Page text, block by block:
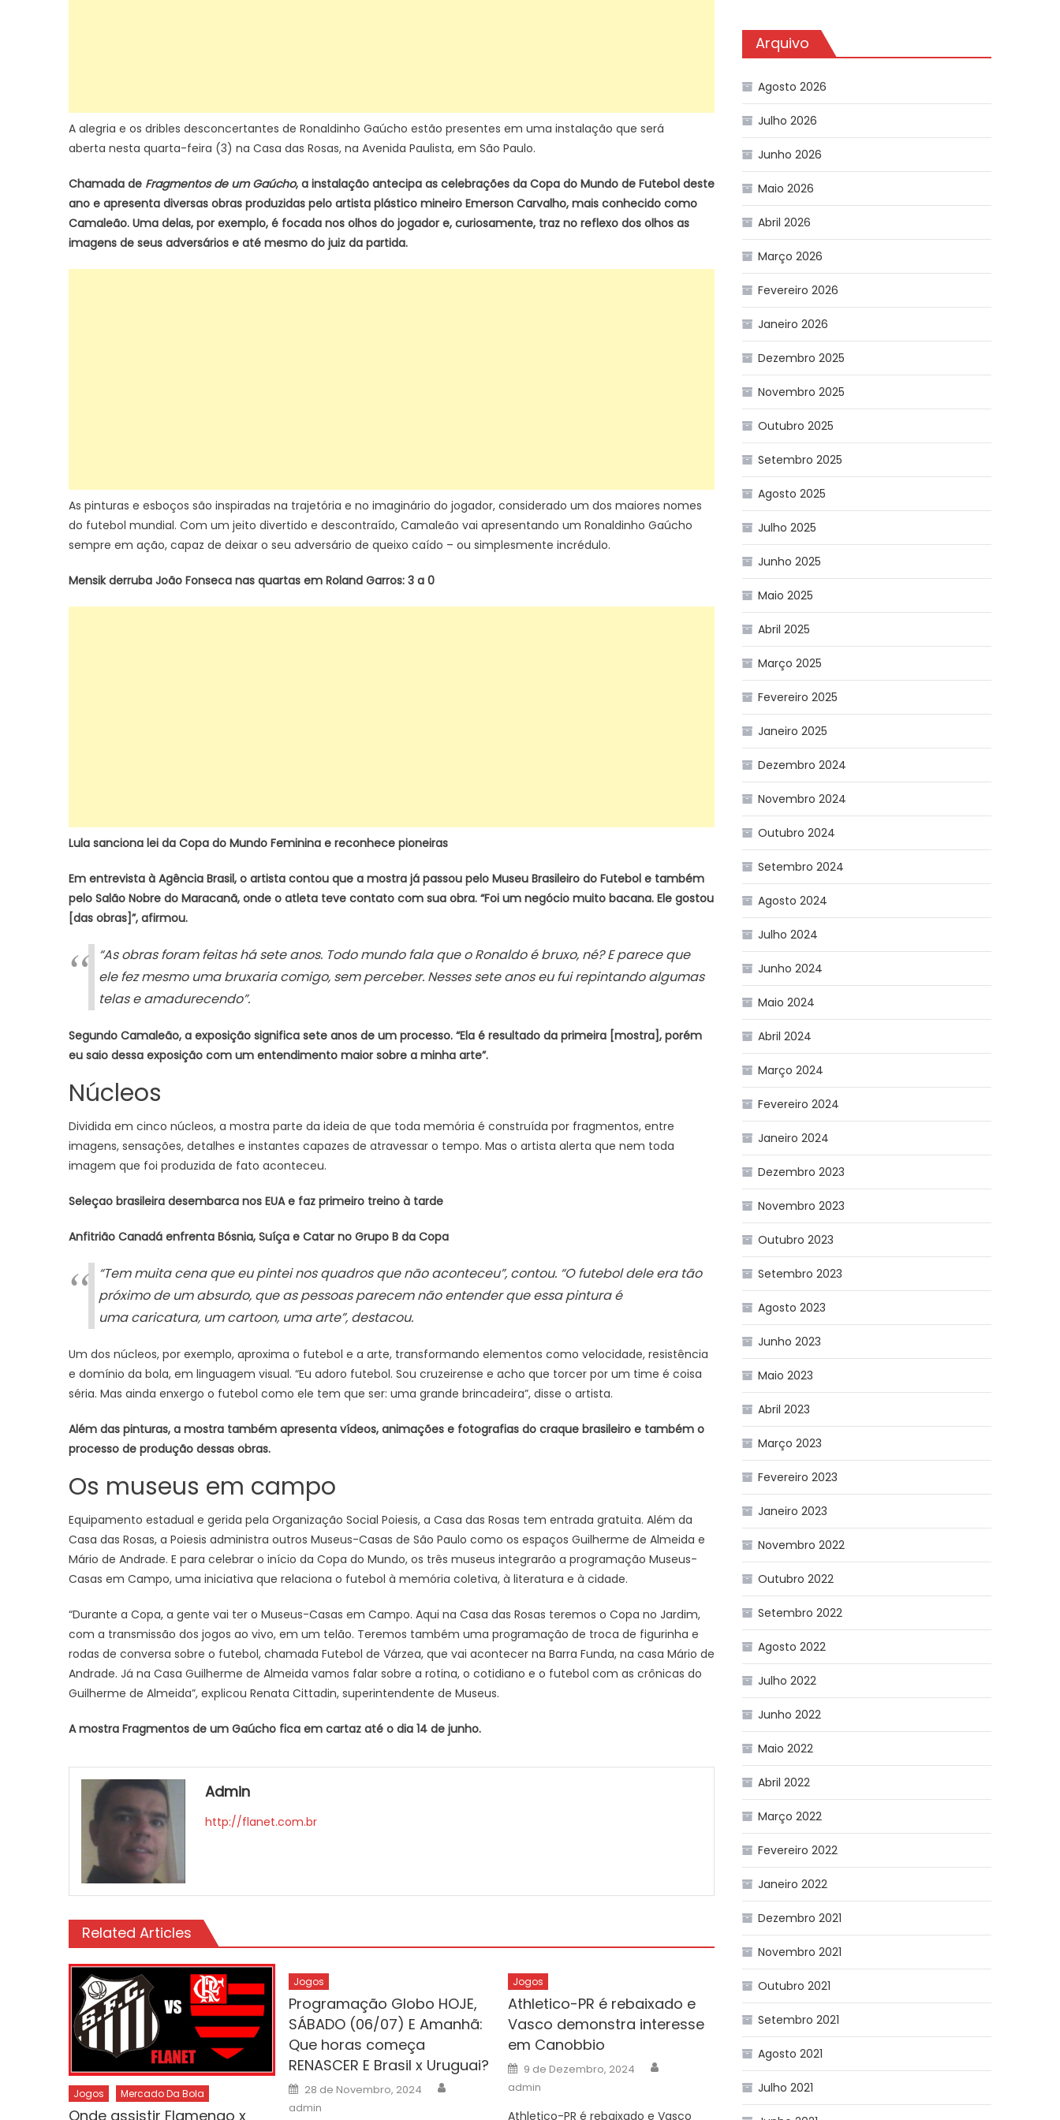
A alegria e os dribles desconcertantes de Ronaldinho Gaúcho estão presentes em uma instalação que será
aberta nesta quarta-feira (3) na Casa das Rosas, na Avenida Paulista, em São Paulo.
Chamada de Fragmentos de um Gaúcho, a instalação antecipa as celebrações da Copa do Mundo de Futebol deste
ano e apresenta diversas obras produzidas pelo artista plástico mineiro Emerson Carvalho, mais conhecido como
Camaleão. Uma delas, por exemplo, é focada nos olhos do jogador e, curiosamente, traz no reflexo dos olhos as
imagens de seus adversários e até mesmo do juiz da partida.
As pinturas e esboços são inspiradas na trajetória e no imaginário do jogador, considerado um dos maiores nomes
do futebol mundial. Com um jeito divertido e descontraído, Camaleão vai apresentando um Ronaldinho Gaúcho
sempre em ação, capaz de deixar o seu adversário de queixo caído – ou simplesmente incrédulo.
Mensik derruba João Fonseca nas quartas em Roland Garros: 3 a 0
Lula sanciona lei da Copa do Mundo Feminina e reconhece pioneiras
Em entrevista à Agência Brasil, o artista contou que a mostra já passou pelo Museu Brasileiro do Futebol e também
pelo Salão Nobre do Maracanã, onde o atleta teve contato com sua obra. “Foi um negócio muito bacana. Ele gostou
[das obras]”, afirmou.
“As obras foram feitas há sete anos. Todo mundo fala que o Ronaldo é bruxo, né? E parece que
ele fez mesmo uma bruxaria comigo, sem perceber. Nesses sete anos eu fui repintando algumas
telas e amadurecendo”.
Segundo Camaleão, a exposição significa sete anos de um processo. “Ela é resultado da primeira [mostra], porém
eu saio dessa exposição com um entendimento maior sobre a minha arte”.
Núcleos
Dividida em cinco núcleos, a mostra parte da ideia de que toda memória é construída por fragmentos, entre
imagens, sensações, detalhes e instantes capazes de atravessar o tempo. Mas o artista alerta que nem toda
imagem que foi produzida de fato aconteceu.
Seleçao brasileira desembarca nos EUA e faz primeiro treino à tarde
Anfitrião Canadá enfrenta Bósnia, Suíça e Catar no Grupo B da Copa
“Tem muita cena que eu pintei nos quadros que não aconteceu”, contou. “O futebol dele era tão
próximo de um absurdo, que as pessoas parecem não entender que essa pintura é
uma caricatura, um cartoon, uma arte”, destacou.
Um dos núcleos, por exemplo, aproxima o futebol e a arte, transformando elementos como velocidade, resistência
e domínio da bola, em linguagem visual. “Eu adoro futebol. Sou cruzeirense e acho que torcer por um time é coisa
séria. Mas ainda enxergo o futebol como ele tem que ser: uma grande brincadeira”, disse o artista.
Além das pinturas, a mostra também apresenta vídeos, animações e fotografias do craque brasileiro e também o
processo de produção dessas obras.
Os museus em campo
Equipamento estadual e gerida pela Organização Social Poiesis, a Casa das Rosas tem entrada gratuita. Além da
Casa das Rosas, a Poiesis administra outros Museus-Casas de São Paulo como os espaços Guilherme de Almeida e
Mário de Andrade. E para celebrar o início da Copa do Mundo, os três museus integrarão a programação Museus-
Casas em Campo, uma iniciativa que relaciona o futebol à memória coletiva, à literatura e à cidade.
“Durante a Copa, a gente vai ter o Museus-Casas em Campo. Aqui na Casa das Rosas teremos o Copa no Jardim,
com a transmissão dos jogos ao vivo, em um telão. Teremos também uma programação de troca de figurinha e
rodas de conversa sobre o futebol, chamada Futebol de Várzea, que vai acontecer na Barra Funda, na casa Mário de
Andrade. Já na Casa Guilherme de Almeida vamos falar sobre a rotina, o cotidiano e o futebol com as crônicas do
Guilherme de Almeida”, explicou Renata Cittadin, superintendente de Museus.
A mostra Fragmentos de um Gaúcho fica em cartaz até o dia 14 de junho.
Admin
http://flanet.com.br
Related Articles
Jogos Mercado Da Bola
Onde assistir Flamengo x
Jogos
Programação Globo HOJE,
SÁBADO (06/07) E Amanhã:
Que horas começa
RENASCER E Brasil x Uruguai?
Posted
on
28 de Novembro, 2024
admin
Jogos
Athletico-PR é rebaixado e
Vasco demonstra interesse
em Canobbio
Posted
on
9 de Dezembro, 2024
admin
Athletico-PR é rebaixado e Vasco
Arquivo
Agosto 2026
Julho 2026
Junho 2026
Maio 2026
Abril 2026
Março 2026
Fevereiro 2026
Janeiro 2026
Dezembro 2025
Novembro 2025
Outubro 2025
Setembro 2025
Agosto 2025
Julho 2025
Junho 2025
Maio 2025
Abril 2025
Março 2025
Fevereiro 2025
Janeiro 2025
Dezembro 2024
Novembro 2024
Outubro 2024
Setembro 2024
Agosto 2024
Julho 2024
Junho 2024
Maio 2024
Abril 2024
Março 2024
Fevereiro 2024
Janeiro 2024
Dezembro 2023
Novembro 2023
Outubro 2023
Setembro 2023
Agosto 2023
Junho 2023
Maio 2023
Abril 2023
Março 2023
Fevereiro 2023
Janeiro 2023
Novembro 2022
Outubro 2022
Setembro 2022
Agosto 2022
Julho 2022
Junho 2022
Maio 2022
Abril 2022
Março 2022
Fevereiro 2022
Janeiro 2022
Dezembro 2021
Novembro 2021
Outubro 2021
Setembro 2021
Agosto 2021
Julho 2021